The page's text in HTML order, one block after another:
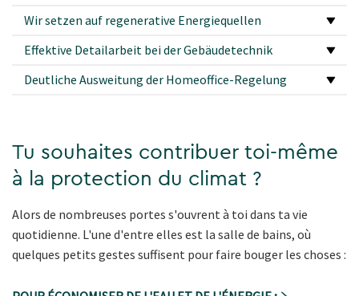
Wir setzen auf regenerative Energiequellen
Effektive Detailarbeit bei der Gebäudetechnik
Deutliche Ausweitung der Homeoffice-Regelung
Tu souhaites contribuer toi-même
à la protection du climat ?
Alors de nombreuses portes s'ouvrent à toi dans ta vie
quotidienne. L'une d'entre elles est la salle de bains, où
quelques petits gestes suffisent pour faire bouger les choses :